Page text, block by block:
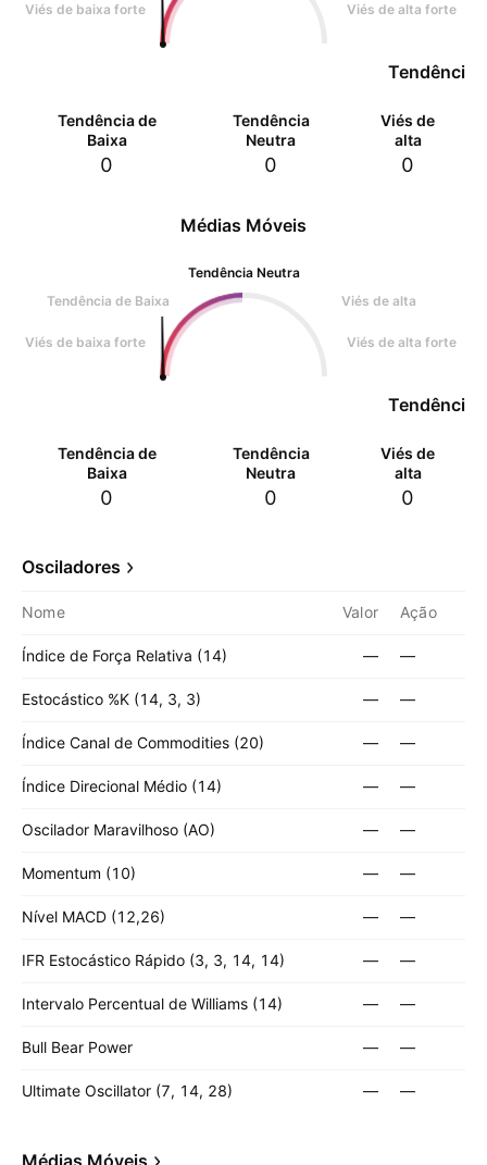
Viés de baixa forte Viés de alta forte
Tendência
Tendência de
Baixa
0
Tendência
Neutra
0
Viés de
alta
0
Médias Móveis
Tendência Neutra
Tendência de Baixa
Viés de alta
Viés de baixa forte Viés de alta forte
Tendência
Tendência de
Baixa
0
Tendência
Neutra
0
Viés de
alta
0
Osciladores
Nome Valor Ação
Índice de Força Relativa (14) — —
Estocástico %K (14, 3, 3) — —
Índice Canal de Commodities (20) — —
Índice Direcional Médio (14) — —
Oscilador Maravilhoso (AO) — —
Momentum (10) — —
Nível MACD (12,26) — —
IFR Estocástico Rápido (3, 3, 14, 14) — —
Intervalo Percentual de Williams (14) — —
Bull Bear Power — —
Ultimate Oscillator (7, 14, 28) — —
Médias Móveis